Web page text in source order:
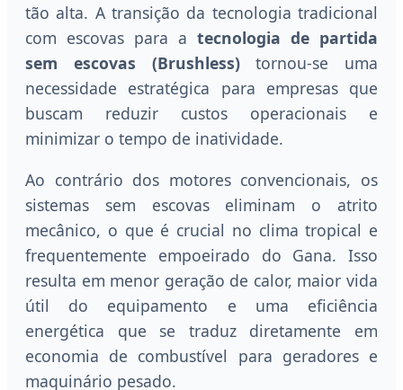
tão alta. A transição da tecnologia tradicional
com escovas para a tecnologia de partida
sem escovas (Brushless)tornou-se uma
necessidade estratégica para empresas que
buscam reduzir custos operacionais e
minimizar o tempo de inatividade.
Ao contrário dos motores convencionais, os
sistemas sem escovas eliminam o atrito
mecânico, o que é crucial no clima tropical e
frequentemente empoeirado do Gana. Isso
resulta em menor geração de calor, maior vida
útil do equipamento e uma eficiência
energética que se traduz diretamente em
economia de combustível para geradores e
maquinário pesado.